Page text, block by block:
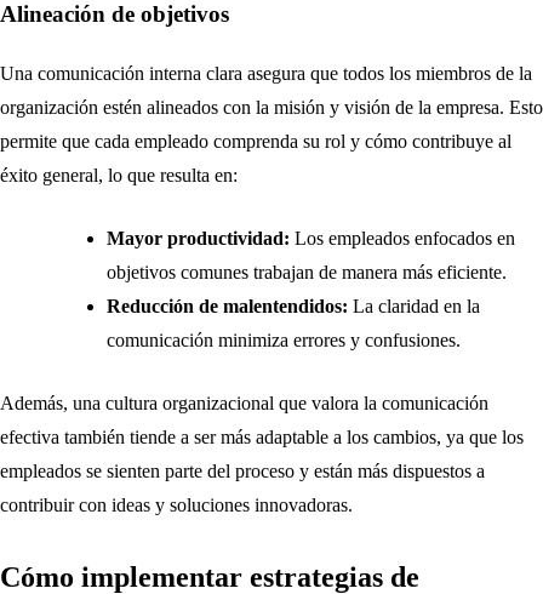
Alineación de objetivos
Una comunicación interna clara asegura que todos los miembros de la
organización estén alineados con la misión y visión de la empresa. Esto
permite que cada empleado comprenda su rol y cómo contribuye al
éxito general, lo que resulta en:
Mayor productividad: Los empleados enfocados en
objetivos comunes trabajan de manera más eficiente.
Reducción de malentendidos: La claridad en la
comunicación minimiza errores y confusiones.
Además, una cultura organizacional que valora la comunicación
efectiva también tiende a ser más adaptable a los cambios, ya que los
empleados se sienten parte del proceso y están más dispuestos a
contribuir con ideas y soluciones innovadoras.
Cómo implementar estrategias de